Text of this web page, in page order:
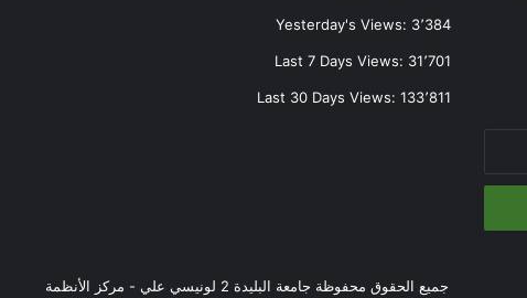
Yesterday's Views: 3٬384
Last 7 Days Views: 31٬701
Last 30 Days Views:133٬811
جميع الحقوق محفوظة جامعة البليدة 2 لونيسي علي - مركز الأنظمة